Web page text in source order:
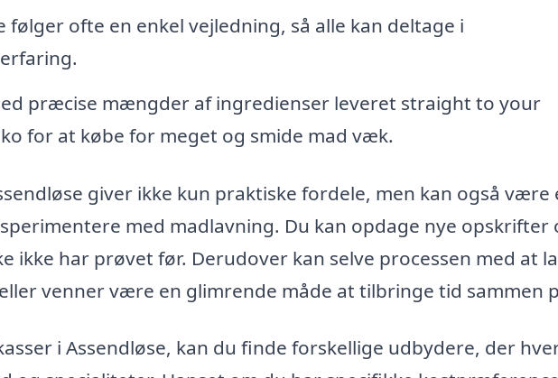
følger ofte en enkel vejledning, så alle kan deltage i
præcise mængder af ingredienser leveret straight to your
for at købe for meget og smide mad væk.
giver ikke kun praktiske fordele, men kan også være
med madlavning. Du kan opdage nye opskrifter
ikke har prøvet før. Derudover kan selve processen med at
venner være en glimrende måde at tilbringe tid sammen
i Assendløse, kan du finde forskellige udbydere, der